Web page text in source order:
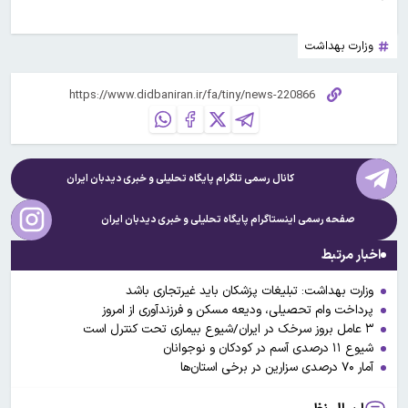
وزارت بهداشت
کانال رسمی تلگرام پایگاه تحلیلی و خبریدیدبان ایران
صفحه رسمی اینستاگرام پایگاه تحلیلی و خبریدیدبان ایران
اخبار مرتبط
وزارت بهداشت: تبلیغات پزشکان باید غیرتجاری باشد
پرداخت وام تحصیلی، ودیعه مسکن و فرزندآوری از امروز
۳ عامل بروز سرخک در ایران/شیوع بیماری تحت کنترل است
شیوع ۱۱ درصدی آسم در کودکان و نوجوانان
آمار ۷۰ درصدی سزارین در برخی استان‌ها